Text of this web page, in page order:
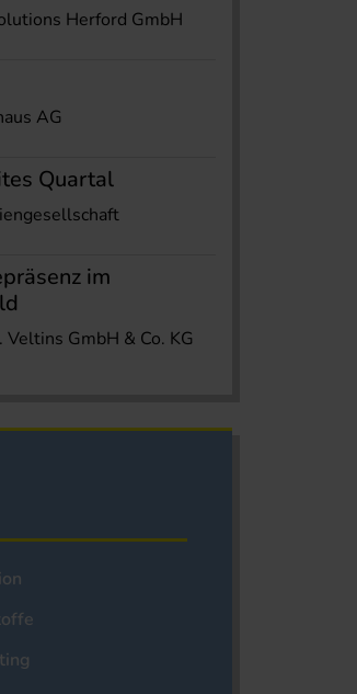
Herford GmbH
AG
Quartal
im
Veltins GmbH & Co. KG